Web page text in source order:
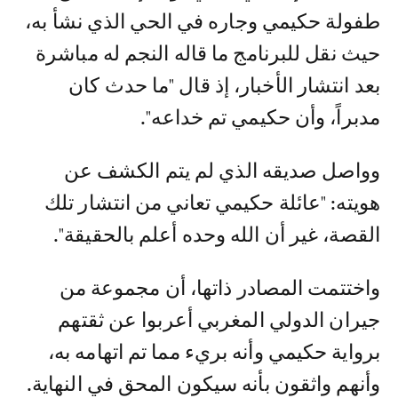
طفولة حكيمي وجاره في الحي الذي نشأ به،
حيث نقل للبرنامج ما قاله النجم له مباشرة
بعد انتشار الأخبار، إذ قال "ما حدث كان
مدبراً، وأن حكيمي تم خداعه".
وواصل صديقه الذي لم يتم الكشف عن
هويته: "عائلة حكيمي تعاني من انتشار تلك
القصة، غير أن الله وحده أعلم بالحقيقة".
واختتمت المصادر ذاتها، أن مجموعة من
جيران الدولي المغربي أعربوا عن ثقتهم
برواية حكيمي وأنه بريء مما تم اتهامه به،
وأنهم واثقون بأنه سيكون المحق في النهاية.